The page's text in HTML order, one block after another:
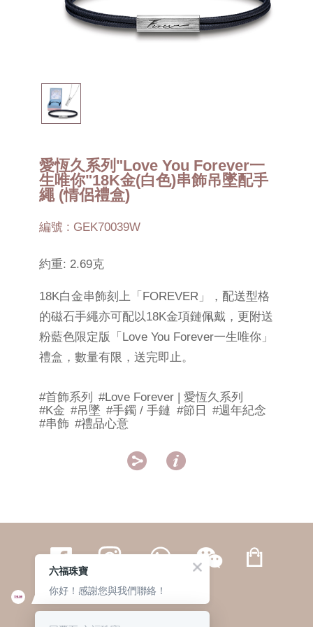
愛恆久系列"Love You Forever一
生唯你"18K金(白色)串飾吊墜配手
繩 (情侶禮盒)
編號 : GEK70039W
約重: 2.69克
18K白金串飾刻上「FOREVER」，配送型格
的磁石手繩亦可配以18K金項鏈佩戴，更附送
粉藍色限定版「Love You Forever一生唯你」
禮盒，數量有限，送完即止。
#首飾系列
#Love Forever | 愛恆久系列
#K金 #吊墜 #手鐲 / 手鏈 #節日
#週年紀念
#串飾 #禮品心意
 
繁體 | 簡体
六福珠寶
你好！感謝您與我們聯絡！